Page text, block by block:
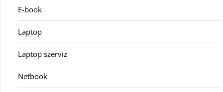
E-book
Laptop
Laptop szerviz
Netbook